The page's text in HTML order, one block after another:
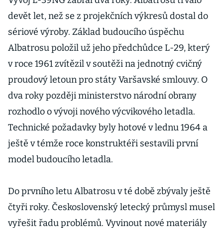
devět let, než se z projekčních výkresů dostal do
sériové výroby. Základ budoucího úspěchu
Albatrosu položil už jeho předchůdce L-29, který
v roce 1961 zvítězil v soutěži na jednotný cvičný
proudový letoun pro státy Varšavské smlouvy. O
dva roky později ministerstvo národní obrany
rozhodlo o vývoji nového výcvikového letadla.
Technické požadavky byly hotové v lednu 1964 a
ještě v témže roce konstruktéři sestavili první
model budoucího letadla.
Do prvního letu Albatrosu v té době zbývaly ještě
čtyři roky. Československý letecký průmysl musel
vyřešit řadu problémů. Vyvinout nové materiály